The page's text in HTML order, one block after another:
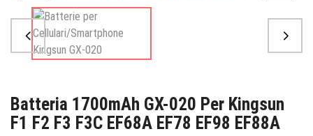
Sale
Batteria 1700mAh GX-020 Per Kingsun
F1 F2 F3 F3C EF68A EF78 EF98 EF88A